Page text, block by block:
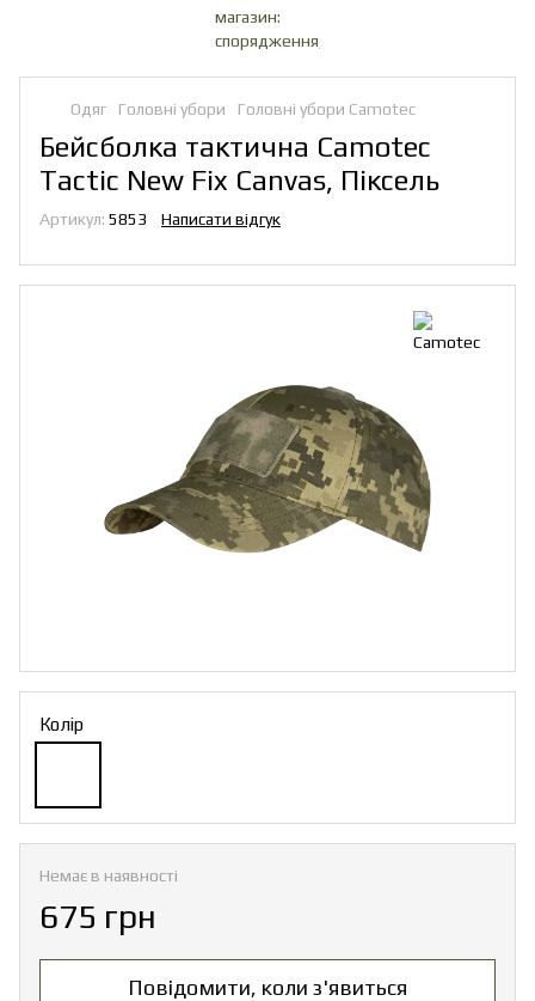
Одяг Головні убори Головні убори Camotec
Бейсболка тактична Camotec
Tactic New Fix Canvas, Піксель
Артикул: 5853 Написати відгук
Колір
Немає в наявності
675 грн
Повідомити, коли з'явиться